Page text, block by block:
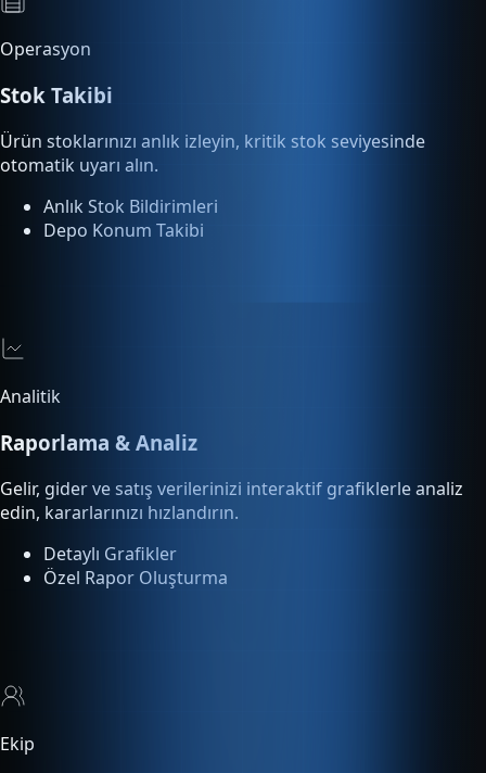
Operasyon
Stok Takibi
Ürün stoklarınızı anlık izleyin, kritik stok seviyesinde
otomatik uyarı alın.
Anlık Stok Bildirimleri
Depo Konum Takibi
Analitik
Raporlama & Analiz
Gelir, gider ve satış verilerinizi interaktif grafiklerle analiz
edin, kararlarınızı hızlandırın.
Detaylı Grafikler
Özel Rapor Oluşturma
Ekip
Çoklu Kullanıcı